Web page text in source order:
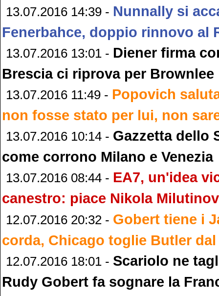
13.07.2016 14:39 - Nunnally si
Fenerbahce, doppio rinnovo al
13.07.2016 13:01 - Diener firma
Brescia ci riprova per Brownlee
13.07.2016 11:49 - Popovich
non fosse stato per lui, non
13.07.2016 10:14 - Gazzetta dello
come corrono Milano e Venezia
13.07.2016 08:44 - EA7, un'idea
canestro: piace Nikola Milutinov
12.07.2016 20:32 - Gobert tiene i
corda, Chicago toglie Butler
12.07.2016 18:01 - Scariolo ne
Rudy Gobert fa sognare la